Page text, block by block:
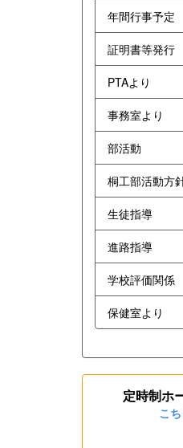
年間行事予定
証明書等発行
PTAより
事務室より
部活動
桐工部活動方
生徒指導
進路指導
学校評価関係
保健室より
定時制ホ
こ